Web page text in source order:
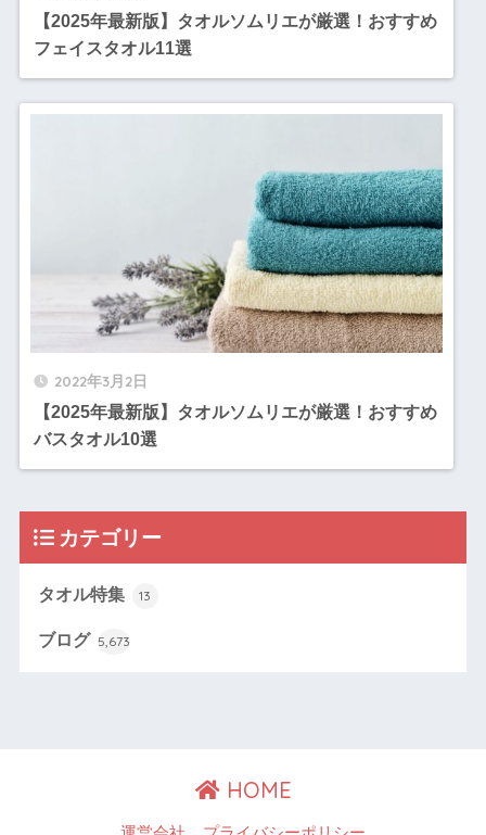
【2025年最新版】タオルソムリエが厳選！おすすめ
フェイスタオル11選
2022年3月2日
【2025年最新版】タオルソムリエが厳選！おすすめ
バスタオル10選
カテゴリー
タオル特集 13
ブログ 5,673
HOME